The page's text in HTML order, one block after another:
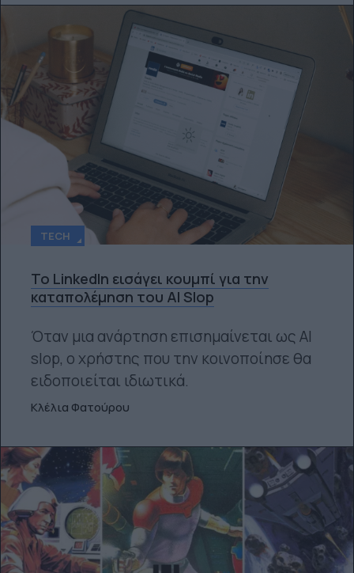
TECH
Το LinkedIn εισάγει κουμπί για την
καταπολέμηση του AI Slop
Όταν μια ανάρτηση επισημαίνεται ως AI
slop, ο χρήστης που την κοινοποίησε θα
ειδοποιείται ιδιωτικά.
Κλέλια Φατούρου